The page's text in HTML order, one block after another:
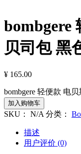
bombgere
贝司包 黑
¥ 165.00
bombgere 轻便款 电
加入购物车
SKU： N/A 分类：
描述
用户评价 (0)